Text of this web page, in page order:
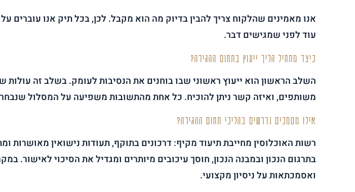
אנו מאמינים שהלקוח צריך להבין בדיוק מה הוא מקבל. לכן, בכל תיק אנו עוברים
עוד לפני שמגישים דבר.
כיצד מתחיל הליך ייעוץ בתחום ההגירה?
השלב הראשון הוא ייעוץ ראשוני שבו בוחנים את הנסיבות לעומק. בשלב זה
משותפים, ואיזה קשר ניתן להוכיח. כל אחת מהתשובות משפיעה על המסלול
אילו מסמכים נדרשים בהליכי תחום ההגירה?
רשות האוכלוסין מחייבת תיעוד מקיף: דרכונים בתוקף, תעודות נישואין מאושרות
בתרגום הנכון ובמבנה הנכון, חוסך עיכובים מיותרים ומגדיל את הסיכוי לאישור.
ואסמכתאות על ניסיון מקצועי.